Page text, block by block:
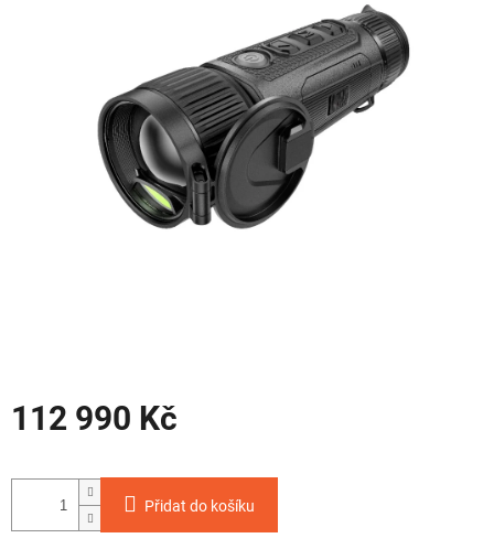
112 990 Kč
cena:
Přidat do košíku